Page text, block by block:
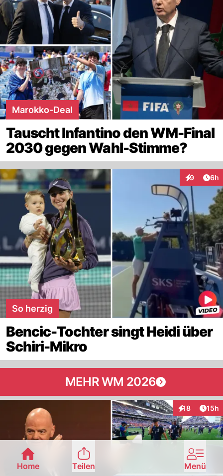
Marokko-Deal
Tauscht Infantino den WM-Final
2030 gegen Wahl-Stimme?
9 6h
So herzig
Bencic-Tochter singt Heidi über
Schiri-Mikro
MEHR WM 2026
18
Interaktionen
15h
Home Teilen Menü